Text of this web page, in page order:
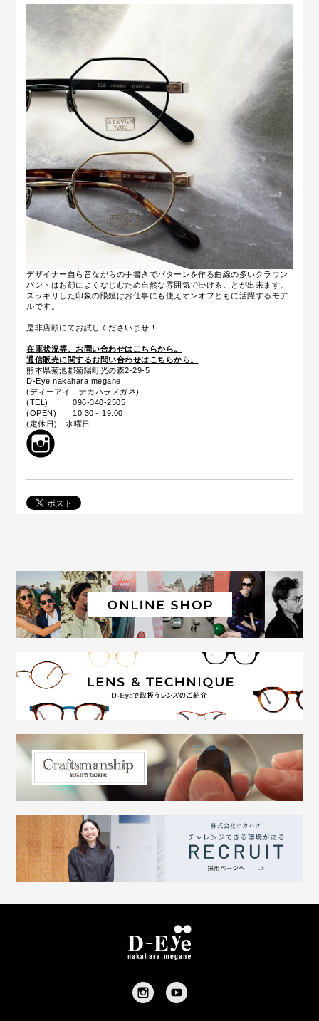
デザイナー自ら昔ながらの手書きでパターンを作る曲線の多いクラウン
パントはお顔によくなじむため自然な雰囲気で掛けることが出来ます。
スッキリした印象の眼鏡はお仕事にも使えオンオフともに活躍するモデ
ルです。
是非店頭にてお試しくださいませ！
在庫状況等、お問い合わせはこちらから。
通信販売に関するお問い合わせはこちらから。
熊本県菊池郡菊陽町光の森2-29-5
D-Eye nakahara megane
(ディーアイ ナカハラメガネ)
(TEL) 096-340-2505
(OPEN) 10:30～19:00
(定休日) 水曜日